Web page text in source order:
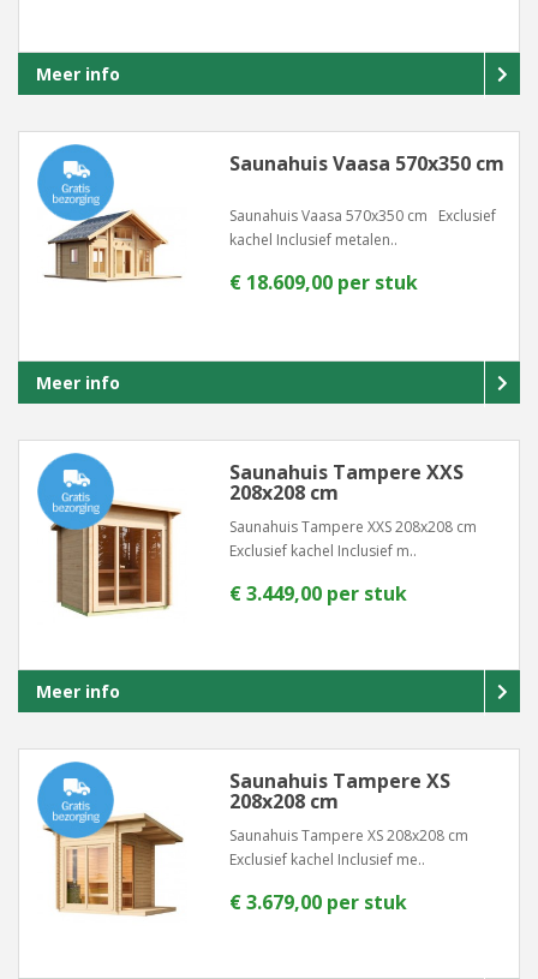
Meer info
Saunahuis Vaasa 570x350 cm
Saunahuis Vaasa 570x350 cm Exclusief
kachel Inclusief metalen..
€ 18.609,00 per stuk
Meer info
Saunahuis Tampere XXS
208x208 cm
Saunahuis Tampere XXS 208x208 cm
Exclusief kachel Inclusief m..
€ 3.449,00 per stuk
Meer info
Saunahuis Tampere XS
208x208 cm
Saunahuis Tampere XS 208x208 cm
Exclusief kachel Inclusief me..
€ 3.679,00 per stuk